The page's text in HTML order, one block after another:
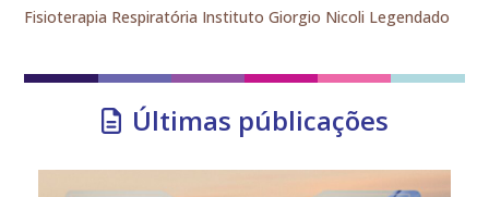
Fisioterapia Respiratória Instituto Giorgio Nicoli Legendado
Últimas públicações